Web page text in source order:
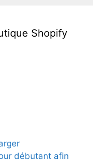
Shopify
débutant afin